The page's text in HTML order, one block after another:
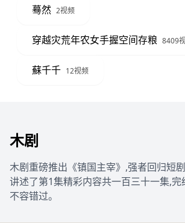
蓦然 2视频
穿越灾荒年农女手握空间存粮 8409
蘇千千 12视频
木剧
木剧重磅推出《镇国主宰》,强者回归短
讲述了第1集精彩内容共一百三十一集,完
不容错过。